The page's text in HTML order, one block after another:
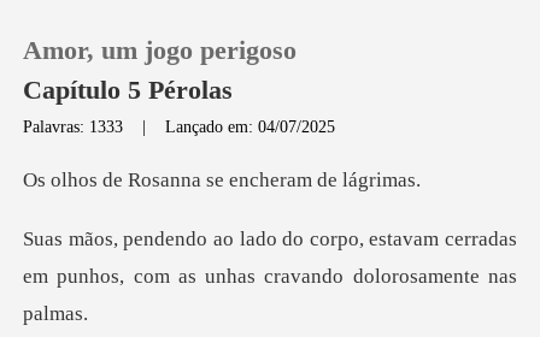
Loja
Histórico
Amor, um jogo perigoso
Capítulo 5 Pérolas
Palavras: 1333 |Lançado em: 04/07/2025
anna se enchera
estavam cerradas
em punhos, com as unh